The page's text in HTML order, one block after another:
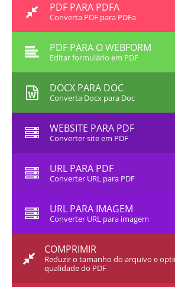
PDF PARA PDFA
Converta PDF para PDFa
PDF PARA O WEBFORM
Editar formulário em PDF
DOCX PARA DOC
Converta Docx para Doc
WEBSITE PARA PDF
Converter site em PDF
URL PARA PDF
Converter URL para PDF
URL PARA IMAGEM
Converter URL para imagem
COMPRIMIR
Reduzir o tamanho do arquivo e
qualidade do PDF